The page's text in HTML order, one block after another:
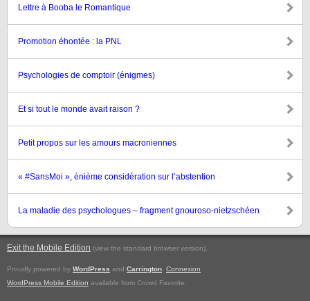
Lettre à Booba le Romantique
Promotion éhontée : la PNL
Psychologies de comptoir (énigmes)
Et si tout le monde avait raison ?
Petit propos sur les amours macroniennes
« #SansMoi », énième considération sur l’abstention
La maladie des psychologues – fragment gnouroso-nietzschéen
Exit the Mobile Edition (view the standard browser version).
Proudly powered by WordPress and Carrington Connexion
WordPress Mobile Edition available from Crowd Favorite.